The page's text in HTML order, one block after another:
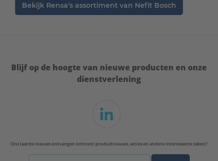
Bekijk Rensa's assortiment van Nefit Bosch
Blijf op de hoogte van nieuwe producten en onze
dienstverlening
Ons laatste nieuws ontvangen omtrent productnieuws, acties en andere interessante zaken?